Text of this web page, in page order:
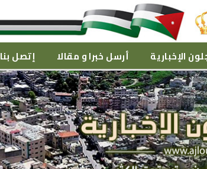
الإخبارية أرسل خبرا و مقالا إتصل بنا